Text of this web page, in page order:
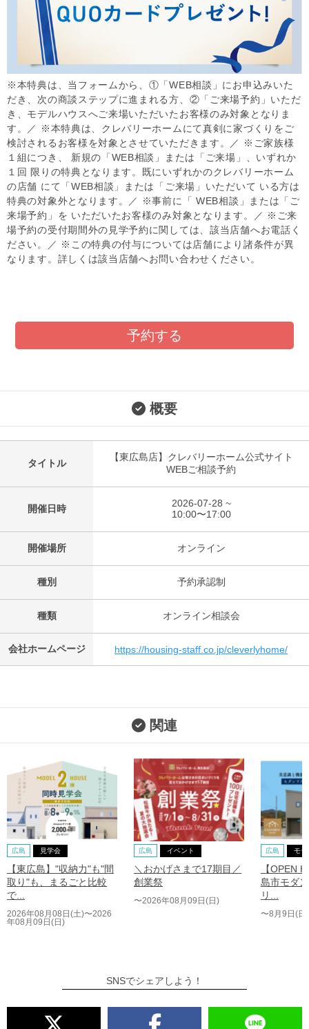
※本特典は、当フォームから、①「WEB相談」にお申込みいた
だき、次の商談ステップに進まれる方、②「ご来場予約」いただ
き、モデルハウスへご来場いただいたお客様のみ対象となりま
す。／ ※本特典は、クレバリーホームにて真剣に家づくりをご
検討されるお客様を対象とさせていただきます。／ ※ご家族様
１組につき、 新規の「WEB相談」または「ご来場」、いずれか
１回 限りの特典となります。既にいずれかのクレバリーホーム
の店舗 にて「WEB相談」または「ご来場」いただいて いる方は
特典の対象外となります。／ ※事前に「 WEB相談」または「ご
来場予約」を いただいたお客様のみ対象となります。／ ※ご来
場予約の受付期間外の見学予約に関しては、該当店舗へお電話く
ださい。／ ※この特典の付与については店舗により諸条件が異
なります。詳しくは該当店舗へお問い合わせください。
予約する
概要
タイトル
【東広島店】クレバリーホーム公式サイト
WEBご相談予約
開催日時
2026-07-28 ~
10:00〜17:00
開催場所 オンライン
種別 予約承認制
種類 オンライン相談会
会社ホームページ https://housing-staff.co.jp/cleverlyhome/
関連
広島 見学会
【東広島】"収納力"も"間
取り"も、まるごと比較
で...
2026年08月08日(土)〜2026
年08月09日(日)
広島 イベント
＼おかげさまで17期目／
創業祭
〜2026年08月09日(日)
広島 モデ
【OPEN
島市モダ
リ...
〜8月9日(日)
SNSでシェアしよう！